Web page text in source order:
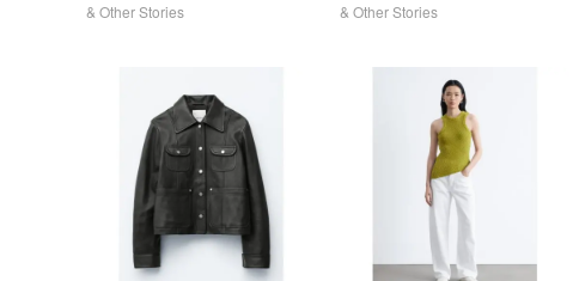
& Other Stories & Other Stories